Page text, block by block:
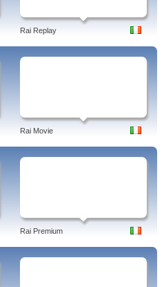
Rai Replay
Rai Movie
Rai Premium